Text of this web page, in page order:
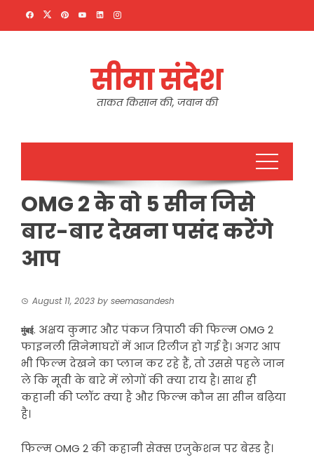
सीमा संदेश
ताकत किसान की, जवान की
OMG 2 के वो 5 सीन जिसे
बार-बार देखना पसंद करेंगे
आप
August 11, 2023 by seemasandesh
मुंबई. अक्षय कुमार और पंकज त्रिपाठी की फिल्म OMG 2
फाइनली सिनेमाघरों में आज रिलीज हो गई है। अगर आप
भी फिल्म देखने का प्लान कर रहे हैं, तो उससे पहले जान
ले कि मूवी के बारे में लोगों की क्या राय है। साथ ही
कहानी की प्लॉट क्या है और फिल्म कौन सा सीन बढ़िया
है।
फिल्म OMG 2 की कहानी सेक्स एजुकेशन पर बेस्ड है।